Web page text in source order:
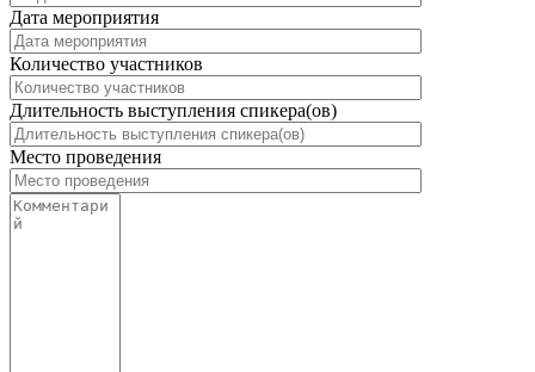
Дата мероприятия
Количество участников
Длительность выступления спикера(ов)
Место проведения